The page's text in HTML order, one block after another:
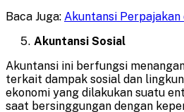
Baca Juga: Akuntansi Perpajakan
Akuntansi Sosial
Akuntansi ini berfungsi
terkait dampak sosial dan
ekonomi yang dilakukan suatu
saat bersinggungan dengan